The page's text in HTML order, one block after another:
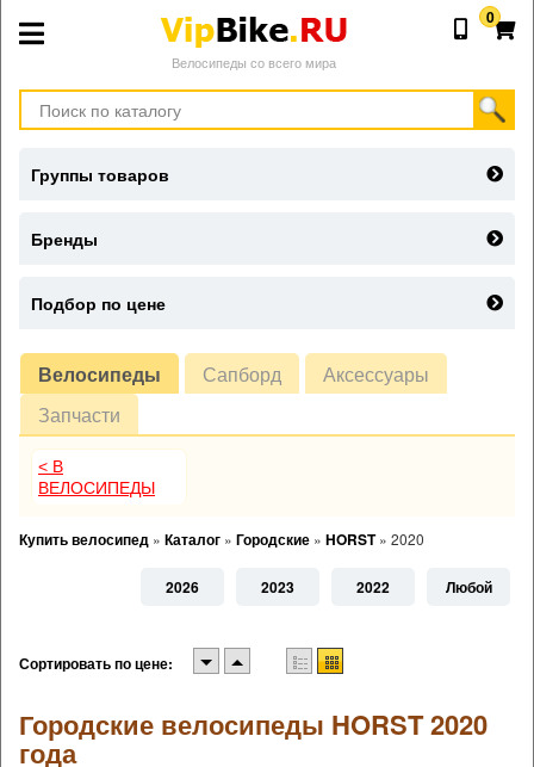
Велосипеды со всего мира
0
Велосипеды Сапборд
Аксессуары
Запчасти
< В
ВЕЛОСИПЕДЫ
Купить велосипед » Каталог » Городские » HORST » 2020
2026 2023 2022 Любой
Сортировать по цене:
Городские велосипеды HORST 2020
года
Группы товаров
Бренды
Подбор по цене